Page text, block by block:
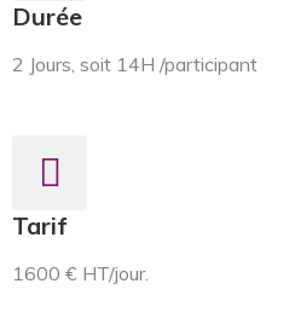
Durée
2 Jours, soit 14H /participant
Tarif
1600 € HT/jour.